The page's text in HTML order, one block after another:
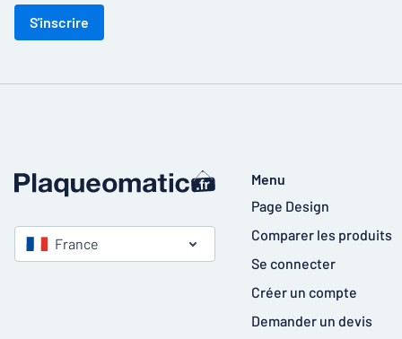
S'inscrire
France
Menu
Page Design
Comparer les produits
Se connecter
Créer un compte
Demander un devis